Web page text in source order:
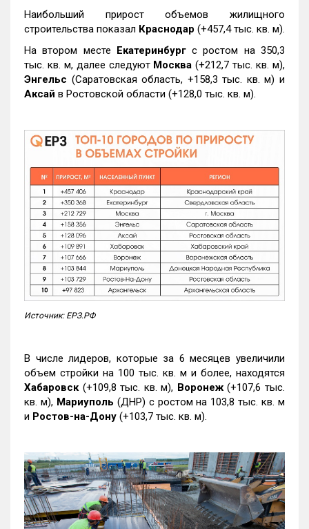
Наибольший прирост объемов жилищного
строительства показал Краснодар (+457,4 тыс. кв. м).
На втором месте Екатеринбургс ростом на 350,3
тыс. кв. м, далее следуют Москва (+212,7 тыс. кв. м),
Энгельс (Саратовская область, +158,3 тыс. кв. м) и
Аксай в Ростовской области (+128,0 тыс. кв. м).
Источник: ЕРЗ.РФ
В числе лидеров, которые за 6 месяцев увеличили
объем стройки на 100 тыс. кв. м и более, находятся
Хабаровск (+109,8 тыс. кв. м), Воронеж(+107,6 тыс.
кв. м), Мариуполь (ДНР) с ростом на 103,8 тыс. кв. м
и Ростов-на-Дону (+103,7 тыс. кв. м).